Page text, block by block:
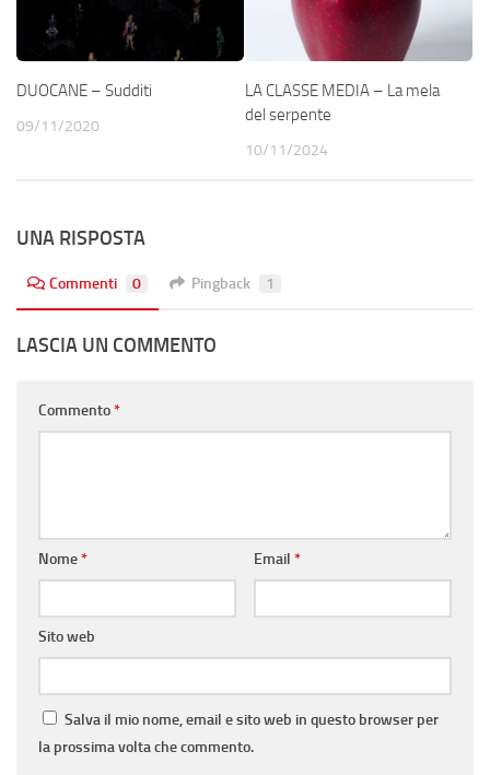
DUOCANE – Sudditi
09/11/2020
LA CLASSE MEDIA – La mela
del serpente
10/11/2024
UNA RISPOSTA
Commenti 0 Pingback 1
LASCIA UN COMMENTO
Commento*
Nome* Email *
Sito web
Salva il mio nome, email e sito web in questo browser per
la prossima volta che commento.